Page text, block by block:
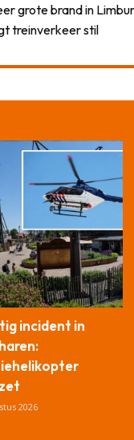
grote brand in
treinverkeer stil
incident in
2026